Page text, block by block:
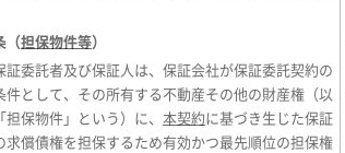
（担保物件等）
証委託者及び保証人は、保証会社が保証委託契約の
件として、その所有する不動産その他の財産権（以
担保物件」という）に、 本契約に基づき生じた保証
求償債権を担保するため有効かつ最先順位の担保権